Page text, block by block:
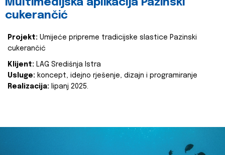
Multimedijska aplikacija Pazinski
cukerančić
Projekt: Umijeće pripreme tradicijske slastice Pazinski
cukerančić
Klijent: LAG Središnja Istra
Usluge: koncept, idejno rješenje, dizajn i programiranje
Realizacija: lipanj 2025.